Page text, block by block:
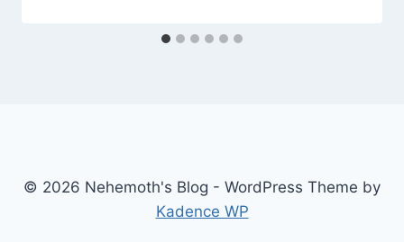
© 2026 Nehemoth's Blog - WordPress Theme by
Kadence WP